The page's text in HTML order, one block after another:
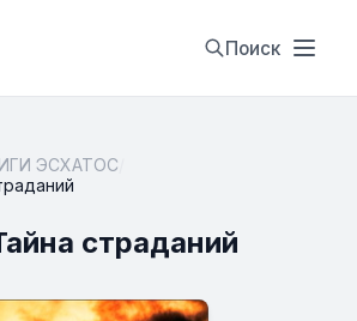
Поиск
ЭСХАТОС
страданий